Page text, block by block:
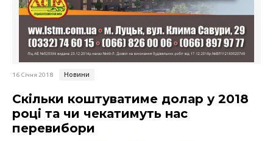
16 Січня 2018 Новини
Скільки коштуватиме долар у 2018
році та чи чекатимуть нас
перевибори